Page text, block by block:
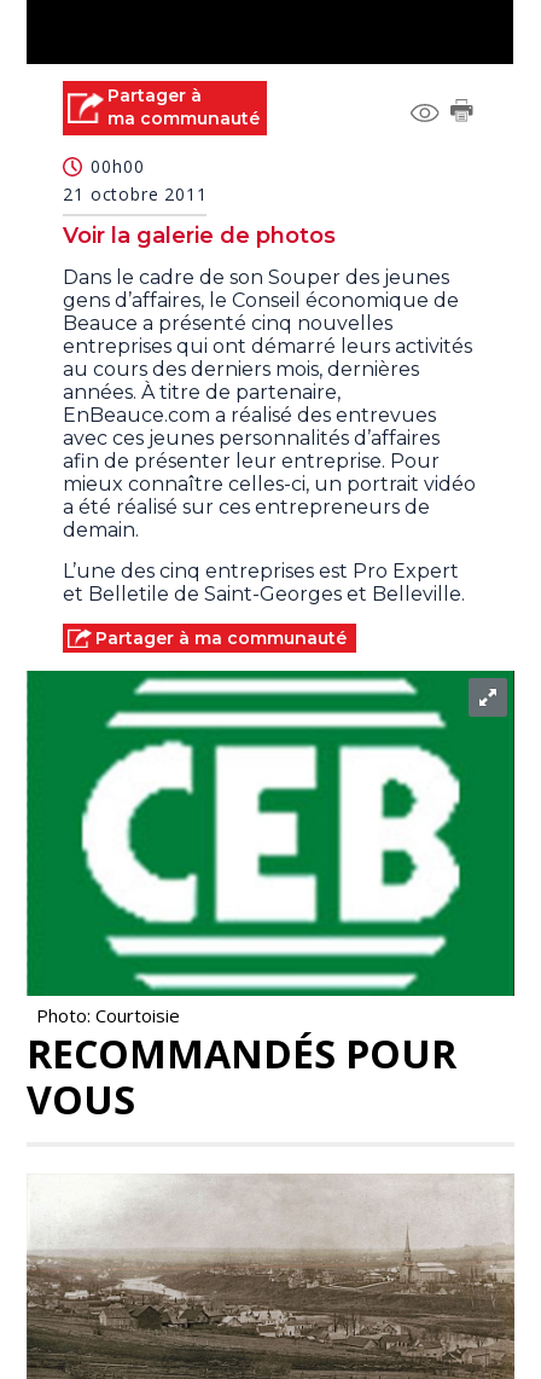
seconds Partager à
ma communauté
00h00
21 octobre 2011
Voir la galerie de photos
Dans le cadre de son Souper des jeunes
gens d’affaires, le Conseil économique de
Beauce a présenté cinq nouvelles
entreprises qui ont démarré leurs activités
au cours des derniers mois, dernières
années. À titre de partenaire,
EnBeauce.com a réalisé des entrevues
avec ces jeunes personnalités d’affaires
afin de présenter leur entreprise. Pour
mieux connaître celles-ci, un portrait vidéo
a été réalisé sur ces entrepreneurs de
demain.
L’une des cinq entreprises est Pro Expert
et Belletile de Saint-Georges et Belleville.
Partager à ma communauté
Photo: Courtoisie
RECOMMANDÉS POUR
VOUS